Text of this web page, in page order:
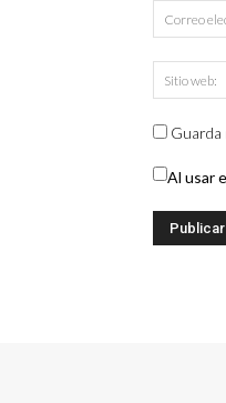
Guarda
Al usar